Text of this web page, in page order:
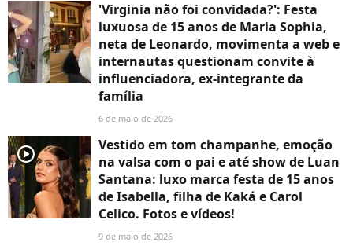
'Virginia não foi convidada?': Festa
luxuosa de 15 anos de Maria Sophia,
neta de Leonardo, movimenta a web e
internautas questionam convite à
influenciadora, ex-integrante da
família
6 de maio de 2026
player2
Vestido em tom champanhe, emoção
na valsa com o pai e até show de Luan
Santana: luxo marca festa de 15 anos
de Isabella, filha de Kaká e Carol
Celico. Fotos e vídeos!
9 de maio de 2026